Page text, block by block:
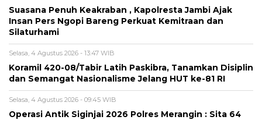
Suasana Penuh Keakraban , Kapolresta Jambi Ajak
Insan Pers Ngopi Bareng Perkuat Kemitraan dan
Silaturhami
Selasa, 4 Agustus 2026 - 13:47 WIB
Koramil 420-08/Tabir Latih Paskibra, Tanamkan Disiplin
dan Semangat Nasionalisme Jelang HUT ke-81 RI
Selasa, 4 Agustus 2026 - 09:45 WIB
Operasi Antik Siginjai 2026 Polres Merangin : Sita 64